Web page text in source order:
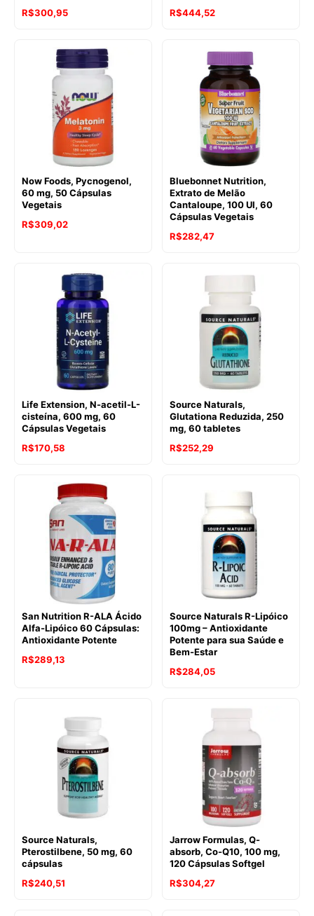
R$300,95
R$444,52
Now Foods, Pycnogenol,
60 mg, 50 Cápsulas
Vegetais
R$309,02
Bluebonnet Nutrition,
Extrato de Melão
Cantaloupe, 100 UI, 60
Cápsulas Vegetais
R$282,47
Life Extension, N-acetil-L-
cisteína, 600 mg, 60
Cápsulas Vegetais
R$170,58
Source Naturals,
Glutationa Reduzida, 250
mg, 60 tabletes
R$252,29
San Nutrition R-ALA Ácido
Alfa-Lipóico 60 Cápsulas:
Antioxidante Potente
R$289,13
Source Naturals R-Lipóico
100mg – Antioxidante
Potente para sua Saúde e
Bem-Estar
R$284,05
Source Naturals,
Pterostilbene, 50 mg, 60
cápsulas
R$240,51
Jarrow Formulas, Q-
absorb, Co-Q10, 100 mg,
120 Cápsulas Softgel
R$304,27